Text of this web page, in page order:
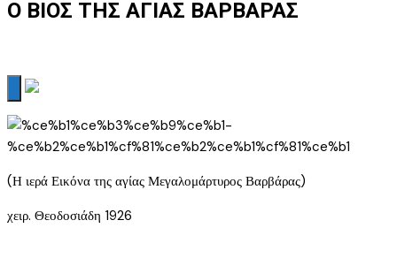
Ο ΒΙΟΣ ΤΗΣ ΑΓΙΑΣ ΒΑΡΒΑΡΑΣ
(Η ιερά Εικόνα της αγίας Μεγαλομάρτυρος Βαρβάρας)
χειρ. Θεοδοσιάδη 1926